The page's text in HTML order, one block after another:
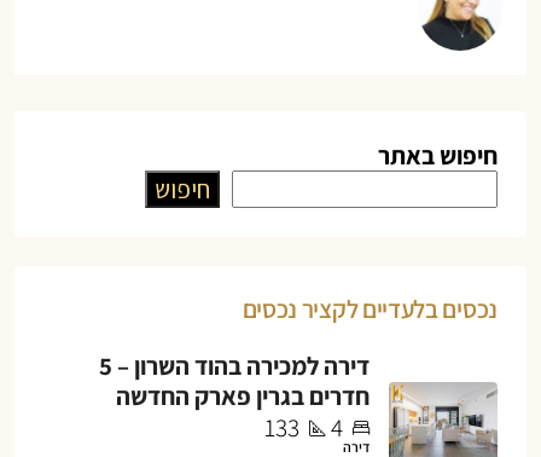
חיפוש באתר
חיפוש
נכסים בלעדיים לקציר נכסים
דירה למכירה בהוד השרון – 5
חדרים בגרין פארק החדשה
4
133
דירה